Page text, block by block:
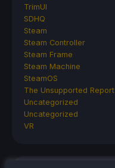
TrimUI
SDHQ
Steam
Steam Controller
Steam Frame
Steam Machine
SteamOS
The Unsupported Report
Uncategorized
Uncategorized
VR